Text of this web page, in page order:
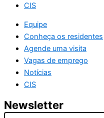
CIS
Equipe
Conheça os residentes
Agende uma visita
Vagas de emprego
Notícias
CIS
Newsletter